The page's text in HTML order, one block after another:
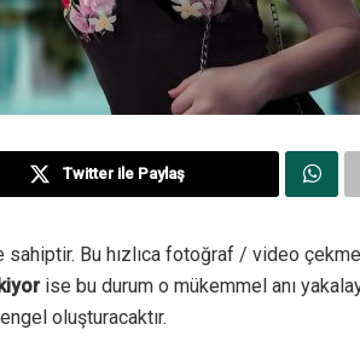
Twitter ile Paylaş
Bu hızlıca fotoğraf / video
ise bu durum o mükemmel anı
oluşturacaktır.